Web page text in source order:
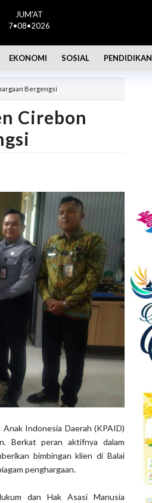
JUM'AT
7•08•2026
EKONOMI SOSIAL PENDIDIKAN
Bergengsi
Cirebon
Indonesia Daerah (KPAID)
Berkat peran aktifnya dalam
bimbingan klien di Balai
penghargaan.
dan Hak Asasi Manusia